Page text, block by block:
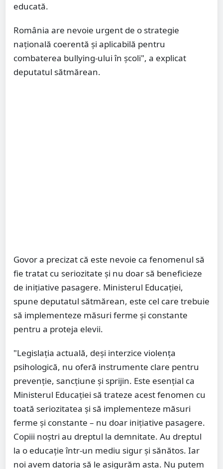
educată.
România are nevoie urgent de o strategie
națională coerentă și aplicabilă pentru
combaterea bullying-ului în școli", a explicat
deputatul sătmărean.
Govor a precizat că este nevoie ca fenomenul să
fie tratat cu seriozitate și nu doar să beneficieze
de inițiative pasagere. Ministerul Educației,
spune deputatul sătmărean, este cel care trebuie
să implementeze măsuri ferme și constante
pentru a proteja elevii.
"Legislația actuală, deși interzice violența
psihologică, nu oferă instrumente clare pentru
prevenție, sancțiune și sprijin. Este esențial ca
Ministerul Educației să trateze acest fenomen cu
toată seriozitatea și să implementeze măsuri
ferme și constante – nu doar inițiative pasagere.
Copiii noștri au dreptul la demnitate. Au dreptul
la o educație într-un mediu sigur și sănătos. Iar
noi avem datoria să le asigurăm asta. Nu putem